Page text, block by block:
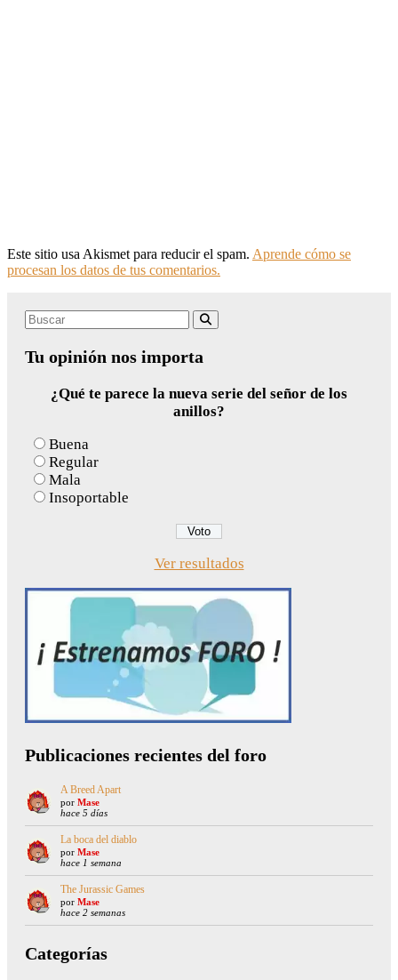
Este sitio usa Akismet para reducir el spam. Aprende cómo se
procesan los datos de tus comentarios.
Search
Tu opinión nos importa
¿Qué te parece la nueva serie del señor de los
anillos?
Buena
Regular
Mala
Insoportable
Ver resultados
Publicaciones recientes del foro
A Breed Apart
por Mase
hace 5 días
La boca del diablo
por Mase
hace 1 semana
The Jurassic Games
por Mase
hace 2 semanas
Categorías